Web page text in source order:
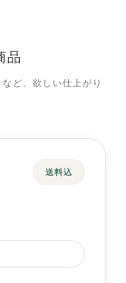
品
ど、欲しい仕上がり
送料込